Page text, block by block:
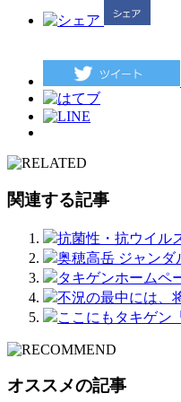
関連する記事
抗菌性・抗ウイル
奥穂高岳 ジャンダ
タキゲンホームペ
不況の最中には、
ここにもタキゲン
オススメの記事